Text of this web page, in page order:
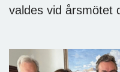
valdes vid årsmötet